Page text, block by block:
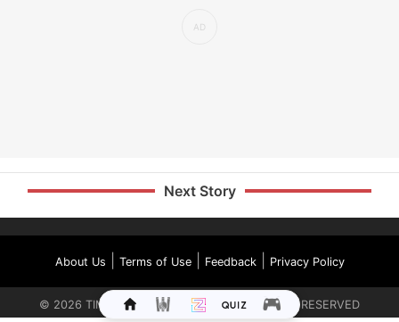
Next Story
About Us Terms of Use| Feedback| Privacy Policy
© 2026 TIMES INTERNET LIMITED. ALL RIGHTS RESERVED